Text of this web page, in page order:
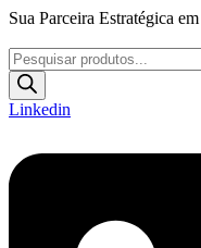
Ir
o
conteúdo
Sua Parceira Estratégica
Pesquisar
produtos
Linkedin